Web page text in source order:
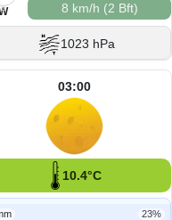
S
8 km/h (2 Bft)
1023 hPa
03:00
10.4°C
23%